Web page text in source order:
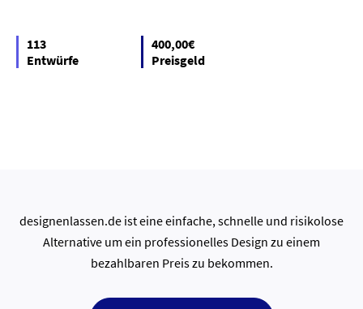
113
Entwürfe
400,00€
Preisgeld
designenlassen.de ist eine einfache, schnelle und risikolose
Alternative um ein professionelles Design zu einem
bezahlbaren Preis zu bekommen.